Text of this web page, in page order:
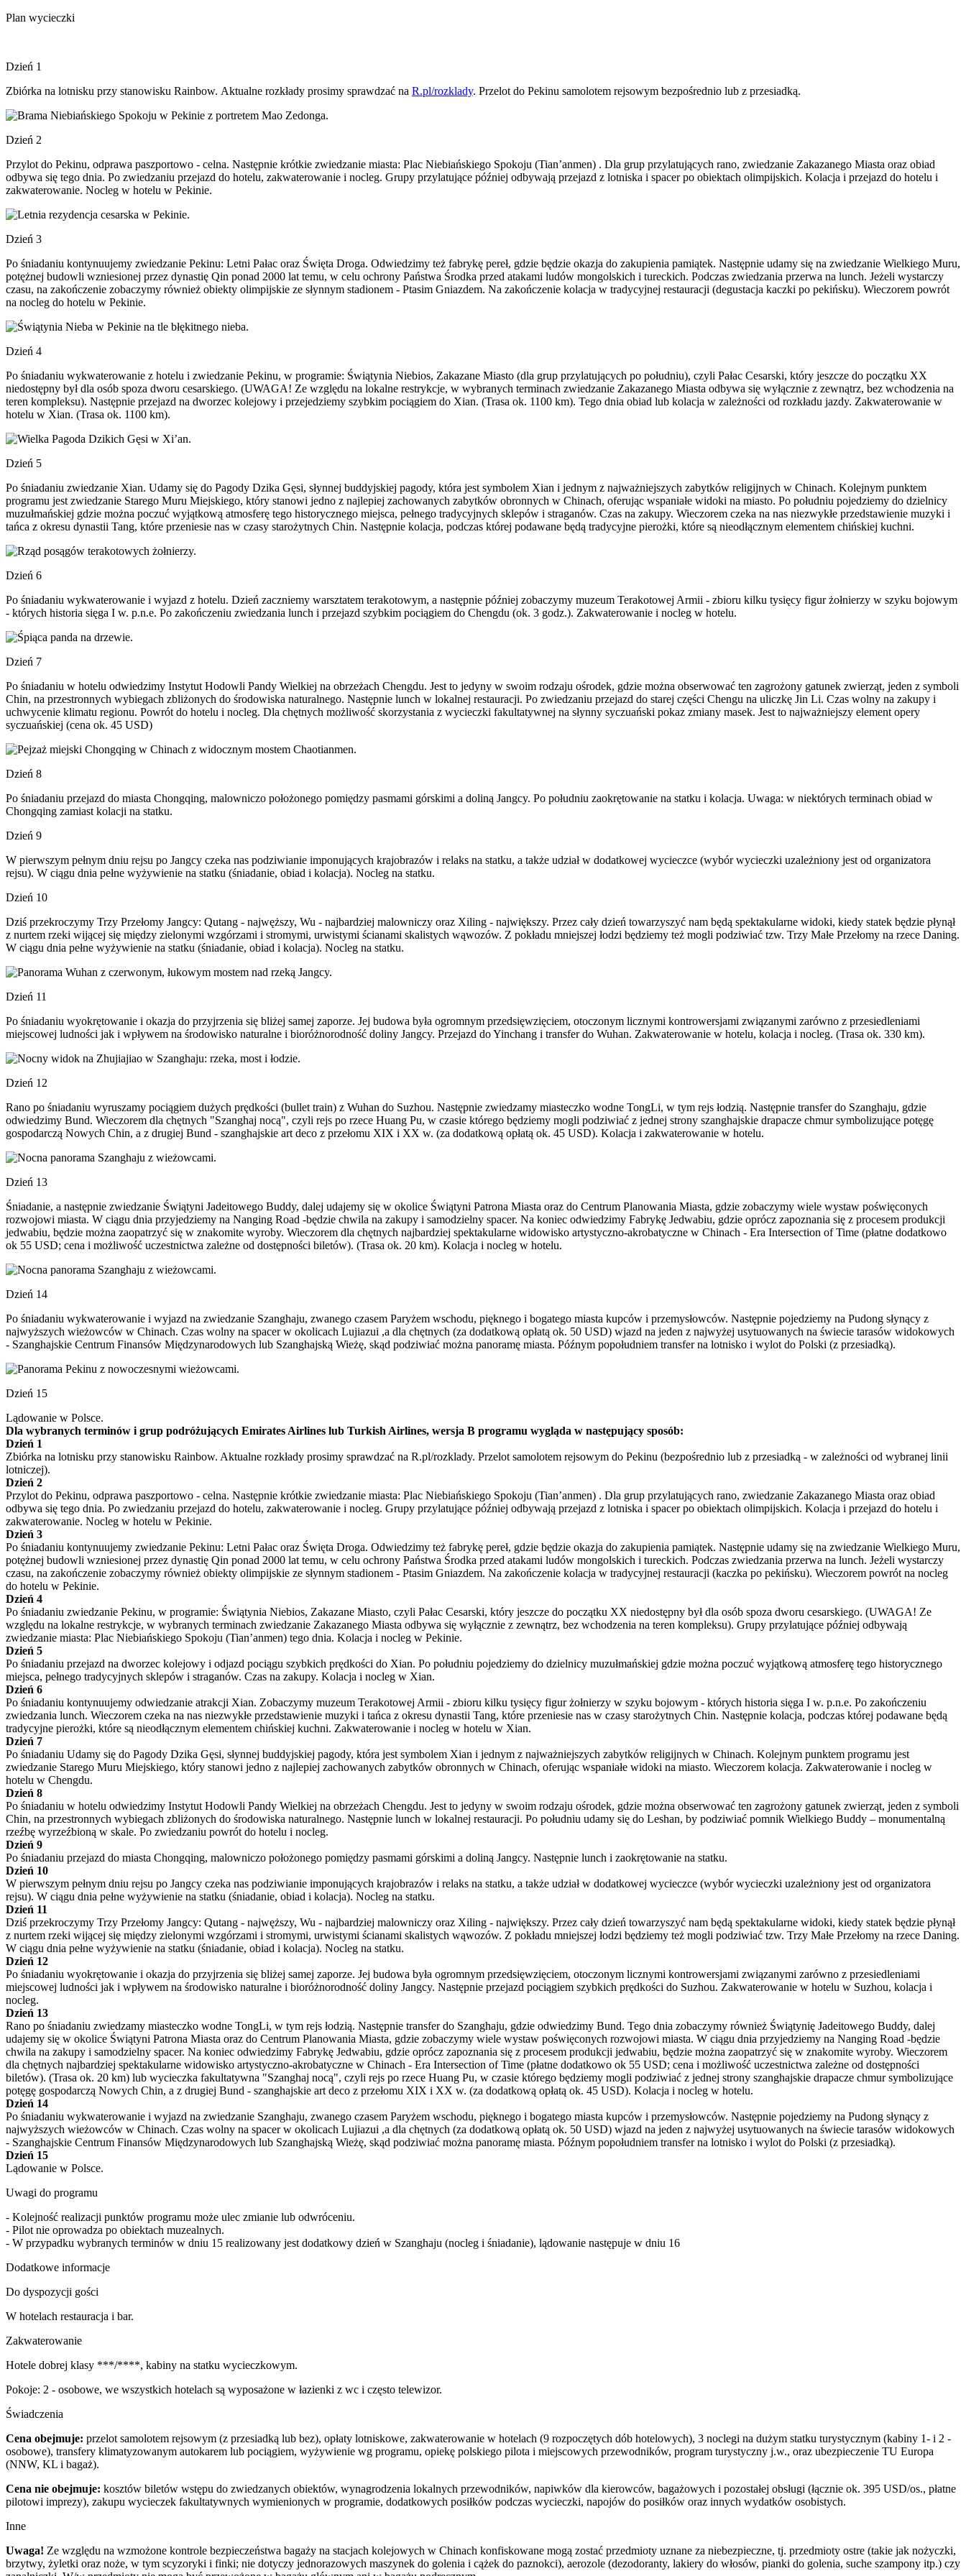
Plan wycieczki
Dzień 1
Zbiórka na lotnisku przy stanowisku Rainbow. Aktualne rozkłady prosimy sprawdzać na R.pl/rozklady. Przelot do Pekinu samolotem rejsowym bezpośrednio lub z przesiadką.
Dzień 2
Przylot do Pekinu, odprawa paszportowo - celna. Następnie krótkie zwiedzanie miasta: Plac Niebiańskiego Spokoju (Tian’anmen) . Dla grup przylatujących rano, zwiedzanie Zakazanego Miasta oraz obiad
odbywa się tego dnia. Po zwiedzaniu przejazd do hotelu, zakwaterowanie i nocleg. Grupy przylatujące później odbywają przejazd z lotniska i spacer po obiektach olimpijskich. Kolacja i przejazd do hotelu i
zakwaterowanie. Nocleg w hotelu w Pekinie.
Dzień 3
Po śniadaniu kontynuujemy zwiedzanie Pekinu: Letni Pałac oraz Święta Droga. Odwiedzimy też fabrykę pereł, gdzie będzie okazja do zakupienia pamiątek. Następnie udamy się na zwiedzanie Wielkiego Muru,
potężnej budowli wzniesionej przez dynastię Qin ponad 2000 lat temu, w celu ochrony Państwa Środka przed atakami ludów mongolskich i tureckich. Podczas zwiedzania przerwa na lunch. Jeżeli wystarczy
czasu, na zakończenie zobaczymy również obiekty olimpijskie ze słynnym stadionem - Ptasim Gniazdem. Na zakończenie kolacja w tradycyjnej restauracji (degustacja kaczki po pekińsku). Wieczorem powrót
na nocleg do hotelu w Pekinie.
Dzień 4
Po śniadaniu wykwaterowanie z hotelu i zwiedzanie Pekinu, w programie: Świątynia Niebios, Zakazane Miasto (dla grup przylatujących po południu), czyli Pałac Cesarski, który jeszcze do początku XX
niedostępny był dla osób spoza dworu cesarskiego. (UWAGA! Ze względu na lokalne restrykcje, w wybranych terminach zwiedzanie Zakazanego Miasta odbywa się wyłącznie z zewnątrz, bez wchodzenia na
teren kompleksu). Następnie przejazd na dworzec kolejowy i przejedziemy szybkim pociągiem do Xian. (Trasa ok. 1100 km). Tego dnia obiad lub kolacja w zależności od rozkładu jazdy. Zakwaterowanie w
hotelu w Xian. (Trasa ok. 1100 km).
Dzień 5
Po śniadaniu zwiedzanie Xian. Udamy się do Pagody Dzika Gęsi, słynnej buddyjskiej pagody, która jest symbolem Xian i jednym z najważniejszych zabytków religijnych w Chinach. Kolejnym punktem
programu jest zwiedzanie Starego Muru Miejskiego, który stanowi jedno z najlepiej zachowanych zabytków obronnych w Chinach, oferując wspaniałe widoki na miasto. Po południu pojedziemy do dzielnicy
muzułmańskiej gdzie można poczuć wyjątkową atmosferę tego historycznego miejsca, pełnego tradycyjnych sklepów i straganów. Czas na zakupy. Wieczorem czeka na nas niezwykłe przedstawienie muzyki i
tańca z okresu dynastii Tang, które przeniesie nas w czasy starożytnych Chin. Następnie kolacja, podczas której podawane będą tradycyjne pierożki, które są nieodłącznym elementem chińskiej kuchni.
Dzień 6
Po śniadaniu wykwaterowanie i wyjazd z hotelu. Dzień zaczniemy warsztatem terakotowym, a następnie później zobaczymy muzeum Terakotowej Armii - zbioru kilku tysięcy figur żołnierzy w szyku bojowym
- których historia sięga I w. p.n.e. Po zakończeniu zwiedzania lunch i przejazd szybkim pociągiem do Chengdu (ok. 3 godz.). Zakwaterowanie i nocleg w hotelu.
Dzień 7
Po śniadaniu w hotelu odwiedzimy Instytut Hodowli Pandy Wielkiej na obrzeżach Chengdu. Jest to jedyny w swoim rodzaju ośrodek, gdzie można obserwować ten zagrożony gatunek zwierząt, jeden z symboli
Chin, na przestronnych wybiegach zbliżonych do środowiska naturalnego. Następnie lunch w lokalnej restauracji. Po zwiedzaniu przejazd do starej części Chengu na uliczkę Jin Li. Czas wolny na zakupy i
uchwycenie klimatu regionu. Powrót do hotelu i nocleg. Dla chętnych możliwość skorzystania z wycieczki fakultatywnej na słynny syczuański pokaz zmiany masek. Jest to najważniejszy element opery
syczuańskiej (cena ok. 45 USD)
Dzień 8
Po śniadaniu przejazd do miasta Chongqing, malowniczo położonego pomiędzy pasmami górskimi a doliną Jangcy. Po południu zaokrętowanie na statku i kolacja. Uwaga: w niektórych terminach obiad w
Chongqing zamiast kolacji na statku.
Dzień 9
W pierwszym pełnym dniu rejsu po Jangcy czeka nas podziwianie imponujących krajobrazów i relaks na statku, a także udział w dodatkowej wycieczce (wybór wycieczki uzależniony jest od organizatora
rejsu). W ciągu dnia pełne wyżywienie na statku (śniadanie, obiad i kolacja). Nocleg na statku.
Dzień 10
Dziś przekroczymy Trzy Przełomy Jangcy: Qutang - najwęższy, Wu - najbardziej malowniczy oraz Xiling - największy. Przez cały dzień towarzyszyć nam będą spektakularne widoki, kiedy statek będzie płynął
z nurtem rzeki wijącej się między zielonymi wzgórzami i stromymi, urwistymi ścianami skalistych wąwozów. Z pokładu mniejszej łodzi będziemy też mogli podziwiać tzw. Trzy Małe Przełomy na rzece Daning.
W ciągu dnia pełne wyżywienie na statku (śniadanie, obiad i kolacja). Nocleg na statku.
Dzień 11
Po śniadaniu wyokrętowanie i okazja do przyjrzenia się bliżej samej zaporze. Jej budowa była ogromnym przedsięwzięciem, otoczonym licznymi kontrowersjami związanymi zarówno z przesiedleniami
miejscowej ludności jak i wpływem na środowisko naturalne i bioróżnorodność doliny Jangcy. Przejazd do Yinchang i transfer do Wuhan. Zakwaterowanie w hotelu, kolacja i nocleg. (Trasa ok. 330 km).
Dzień 12
Rano po śniadaniu wyruszamy pociągiem dużych prędkości (bullet train) z Wuhan do Suzhou. Następnie zwiedzamy miasteczko wodne TongLi, w tym rejs łodzią. Następnie transfer do Szanghaju, gdzie
odwiedzimy Bund. Wieczorem dla chętnych "Szanghaj nocą", czyli rejs po rzece Huang Pu, w czasie którego będziemy mogli podziwiać z jednej strony szanghajskie drapacze chmur symbolizujące potęgę
gospodarczą Nowych Chin, a z drugiej Bund - szanghajskie art deco z przełomu XIX i XX w. (za dodatkową opłatą ok. 45 USD). Kolacja i zakwaterowanie w hotelu.
Dzień 13
Śniadanie, a następnie zwiedzanie Świątyni Jadeitowego Buddy, dalej udajemy się w okolice Świątyni Patrona Miasta oraz do Centrum Planowania Miasta, gdzie zobaczymy wiele wystaw poświęconych
rozwojowi miasta. W ciągu dnia przyjedziemy na Nanging Road -będzie chwila na zakupy i samodzielny spacer. Na koniec odwiedzimy Fabrykę Jedwabiu, gdzie oprócz zapoznania się z procesem produkcji
jedwabiu, będzie można zaopatrzyć się w znakomite wyroby. Wieczorem dla chętnych najbardziej spektakularne widowisko artystyczno-akrobatyczne w Chinach - Era Intersection of Time (płatne dodatkowo
ok 55 USD; cena i możliwość uczestnictwa zależne od dostępności biletów). (Trasa ok. 20 km). Kolacja i nocleg w hotelu.
Dzień 14
Po śniadaniu wykwaterowanie i wyjazd na zwiedzanie Szanghaju, zwanego czasem Paryżem wschodu, pięknego i bogatego miasta kupców i przemysłowców. Następnie pojedziemy na Pudong słynący z
najwyższych wieżowców w Chinach. Czas wolny na spacer w okolicach Lujiazui ,a dla chętnych (za dodatkową opłatą ok. 50 USD) wjazd na jeden z najwyżej usytuowanych na świecie tarasów widokowych
- Szanghajskie Centrum Finansów Międzynarodowych lub Szanghajską Wieżę, skąd podziwiać można panoramę miasta. Późnym popołudniem transfer na lotnisko i wylot do Polski (z przesiadką).
Dzień 15
Lądowanie w Polsce.
Dla wybranych terminów i grup podróżujących Emirates Airlines lub Turkish Airlines, wersja B programu wygląda w następujący sposób:
Dzień 1
Zbiórka na lotnisku przy stanowisku Rainbow. Aktualne rozkłady prosimy sprawdzać na R.pl/rozklady. Przelot samolotem rejsowym do Pekinu (bezpośrednio lub z przesiadką - w zależności od wybranej linii
lotniczej).
Dzień 2
Przylot do Pekinu, odprawa paszportowo - celna. Następnie krótkie zwiedzanie miasta: Plac Niebiańskiego Spokoju (Tian’anmen) . Dla grup przylatujących rano, zwiedzanie Zakazanego Miasta oraz obiad
odbywa się tego dnia. Po zwiedzaniu przejazd do hotelu, zakwaterowanie i nocleg. Grupy przylatujące później odbywają przejazd z lotniska i spacer po obiektach olimpijskich. Kolacja i przejazd do hotelu i
zakwaterowanie. Nocleg w hotelu w Pekinie.
Dzień 3
Po śniadaniu kontynuujemy zwiedzanie Pekinu: Letni Pałac oraz Święta Droga. Odwiedzimy też fabrykę pereł, gdzie będzie okazja do zakupienia pamiątek. Następnie udamy się na zwiedzanie Wielkiego Muru,
potężnej budowli wzniesionej przez dynastię Qin ponad 2000 lat temu, w celu ochrony Państwa Środka przed atakami ludów mongolskich i tureckich. Podczas zwiedzania przerwa na lunch. Jeżeli wystarczy
czasu, na zakończenie zobaczymy również obiekty olimpijskie ze słynnym stadionem - Ptasim Gniazdem. Na zakończenie kolacja w tradycyjnej restauracji (kaczka po pekińsku). Wieczorem powrót na nocleg
do hotelu w Pekinie.
Dzień 4
Po śniadaniu zwiedzanie Pekinu, w programie: Świątynia Niebios, Zakazane Miasto, czyli Pałac Cesarski, który jeszcze do początku XX niedostępny był dla osób spoza dworu cesarskiego. (UWAGA! Ze
względu na lokalne restrykcje, w wybranych terminach zwiedzanie Zakazanego Miasta odbywa się wyłącznie z zewnątrz, bez wchodzenia na teren kompleksu). Grupy przylatujące później odbywają
zwiedzanie miasta: Plac Niebiańskiego Spokoju (Tian’anmen) tego dnia. Kolacja i nocleg w Pekinie.
Dzień 5
Po śniadaniu przejazd na dworzec kolejowy i odjazd pociągu szybkich prędkości do Xian. Po południu pojedziemy do dzielnicy muzułmańskiej gdzie można poczuć wyjątkową atmosferę tego historycznego
miejsca, pełnego tradycyjnych sklepów i straganów. Czas na zakupy. Kolacja i nocleg w Xian.
Dzień 6
Po śniadaniu kontynuujemy odwiedzanie atrakcji Xian. Zobaczymy muzeum Terakotowej Armii - zbioru kilku tysięcy figur żołnierzy w szyku bojowym - których historia sięga I w. p.n.e. Po zakończeniu
zwiedzania lunch. Wieczorem czeka na nas niezwykłe przedstawienie muzyki i tańca z okresu dynastii Tang, które przeniesie nas w czasy starożytnych Chin. Następnie kolacja, podczas której podawane będą
tradycyjne pierożki, które są nieodłącznym elementem chińskiej kuchni. Zakwaterowanie i nocleg w hotelu w Xian.
Dzień 7
Po śniadaniu Udamy się do Pagody Dzika Gęsi, słynnej buddyjskiej pagody, która jest symbolem Xian i jednym z najważniejszych zabytków religijnych w Chinach. Kolejnym punktem programu jest
zwiedzanie Starego Muru Miejskiego, który stanowi jedno z najlepiej zachowanych zabytków obronnych w Chinach, oferując wspaniałe widoki na miasto. Wieczorem kolacja. Zakwaterowanie i nocleg w
hotelu w Chengdu.
Dzień 8
Po śniadaniu w hotelu odwiedzimy Instytut Hodowli Pandy Wielkiej na obrzeżach Chengdu. Jest to jedyny w swoim rodzaju ośrodek, gdzie można obserwować ten zagrożony gatunek zwierząt, jeden z symboli
Chin, na przestronnych wybiegach zbliżonych do środowiska naturalnego. Następnie lunch w lokalnej restauracji. Po południu udamy się do Leshan, by podziwiać pomnik Wielkiego Buddy – monumentalną
rzeźbę wyrzeźbioną w skale. Po zwiedzaniu powrót do hotelu i nocleg.
Dzień 9
Po śniadaniu przejazd do miasta Chongqing, malowniczo położonego pomiędzy pasmami górskimi a doliną Jangcy. Następnie lunch i zaokrętowanie na statku.
Dzień 10
W pierwszym pełnym dniu rejsu po Jangcy czeka nas podziwianie imponujących krajobrazów i relaks na statku, a także udział w dodatkowej wycieczce (wybór wycieczki uzależniony jest od organizatora
rejsu). W ciągu dnia pełne wyżywienie na statku (śniadanie, obiad i kolacja). Nocleg na statku.
Dzień 11
Dziś przekroczymy Trzy Przełomy Jangcy: Qutang - najwęższy, Wu - najbardziej malowniczy oraz Xiling - największy. Przez cały dzień towarzyszyć nam będą spektakularne widoki, kiedy statek będzie płynął
z nurtem rzeki wijącej się między zielonymi wzgórzami i stromymi, urwistymi ścianami skalistych wąwozów. Z pokładu mniejszej łodzi będziemy też mogli podziwiać tzw. Trzy Małe Przełomy na rzece Daning.
W ciągu dnia pełne wyżywienie na statku (śniadanie, obiad i kolacja). Nocleg na statku.
Dzień 12
Po śniadaniu wyokrętowanie i okazja do przyjrzenia się bliżej samej zaporze. Jej budowa była ogromnym przedsięwzięciem, otoczonym licznymi kontrowersjami związanymi zarówno z przesiedleniami
miejscowej ludności jak i wpływem na środowisko naturalne i bioróżnorodność doliny Jangcy. Następnie przejazd pociągiem szybkich prędkości do Suzhou. Zakwaterowanie w hotelu w Suzhou, kolacja i
nocleg.
Dzień 13
Rano po śniadaniu zwiedzamy miasteczko wodne TongLi, w tym rejs łodzią. Następnie transfer do Szanghaju, gdzie odwiedzimy Bund. Tego dnia zobaczymy również Świątynię Jadeitowego Buddy, dalej
udajemy się w okolice Świątyni Patrona Miasta oraz do Centrum Planowania Miasta, gdzie zobaczymy wiele wystaw poświęconych rozwojowi miasta. W ciągu dnia przyjedziemy na Nanging Road -będzie
chwila na zakupy i samodzielny spacer. Na koniec odwiedzimy Fabrykę Jedwabiu, gdzie oprócz zapoznania się z procesem produkcji jedwabiu, będzie można zaopatrzyć się w znakomite wyroby. Wieczorem
dla chętnych najbardziej spektakularne widowisko artystyczno-akrobatyczne w Chinach - Era Intersection of Time (płatne dodatkowo ok 55 USD; cena i możliwość uczestnictwa zależne od dostępności
biletów). (Trasa ok. 20 km) lub wycieczka fakultatywna "Szanghaj nocą", czyli rejs po rzece Huang Pu, w czasie którego będziemy mogli podziwiać z jednej strony szanghajskie drapacze chmur symbolizujące
potęgę gospodarczą Nowych Chin, a z drugiej Bund - szanghajskie art deco z przełomu XIX i XX w. (za dodatkową opłatą ok. 45 USD). Kolacja i nocleg w hotelu.
Dzień 14
Po śniadaniu wykwaterowanie i wyjazd na zwiedzanie Szanghaju, zwanego czasem Paryżem wschodu, pięknego i bogatego miasta kupców i przemysłowców. Następnie pojedziemy na Pudong słynący z
najwyższych wieżowców w Chinach. Czas wolny na spacer w okolicach Lujiazui ,a dla chętnych (za dodatkową opłatą ok. 50 USD) wjazd na jeden z najwyżej usytuowanych na świecie tarasów widokowych
- Szanghajskie Centrum Finansów Międzynarodowych lub Szanghajską Wieżę, skąd podziwiać można panoramę miasta. Późnym popołudniem transfer na lotnisko i wylot do Polski (z przesiadką).
Dzień 15
Lądowanie w Polsce.
Uwagi do programu
- Kolejność realizacji punktów programu może ulec zmianie lub odwróceniu.
- Pilot nie oprowadza po obiektach muzealnych.
- W przypadku wybranych terminów w dniu 15 realizowany jest dodatkowy dzień w Szanghaju (nocleg i śniadanie), lądowanie następuje w dniu 16
Dodatkowe informacje
Do dyspozycji gości
W hotelach restauracja i bar.
Zakwaterowanie
Hotele dobrej klasy ***/****, kabiny na statku wycieczkowym.
Pokoje: 2 - osobowe, we wszystkich hotelach są wyposażone w łazienki z wc i często telewizor.
Świadczenia
Cena obejmuje: przelot samolotem rejsowym (z przesiadką lub bez), opłaty lotniskowe, zakwaterowanie w hotelach (9 rozpoczętych dób hotelowych), 3 noclegi na dużym statku turystycznym (kabiny 1- i 2 -
osobowe), transfery klimatyzowanym autokarem lub pociągiem, wyżywienie wg programu, opiekę polskiego pilota i miejscowych przewodników, program turystyczny j.w., oraz ubezpieczenie TU Europa
(NNW, KL i bagaż).
Cena nie obejmuje: kosztów biletów wstępu do zwiedzanych obiektów, wynagrodzenia lokalnych przewodników, napiwków dla kierowców, bagażowych i pozostałej obsługi (łącznie ok. 395 USD/os., płatne
pilotowi imprezy), zakupu wycieczek fakultatywnych wymienionych w programie, dodatkowych posiłków podczas wycieczki, napojów do posiłków oraz innych wydatków osobistych.
Inne
Uwaga! Ze względu na wzmożone kontrole bezpieczeństwa bagaży na stacjach kolejowych w Chinach konfiskowane mogą zostać przedmioty uznane za niebezpieczne, tj. przedmioty ostre (takie jak nożyczki,
brzytwy, żyletki oraz noże, w tym scyzoryki i finki; nie dotyczy jednorazowych maszynek do golenia i cążek do paznokci), aerozole (dezodoranty, lakiery do włosów, pianki do golenia, suche szampony itp.) czy